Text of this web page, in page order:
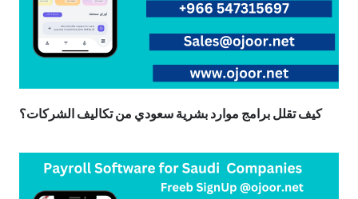
كيف تقلل برامج موارد بشرية سعودي من تكاليف الشركات؟